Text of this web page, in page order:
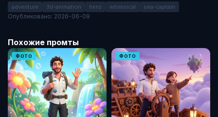
adventure 3d-animation hero whimsical sea-captain
Опубликовано: 2026-06-09
Похожие промты
ФОТО ФОТО